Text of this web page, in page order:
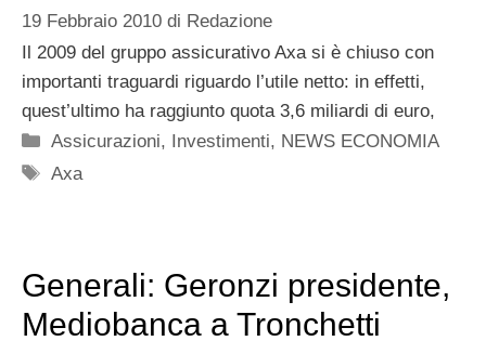
19 Febbraio 2010 di Redazione
Il 2009 del gruppo assicurativo Axa si è chiuso con
importanti traguardi riguardo l’utile netto: in effetti,
quest’ultimo ha raggiunto quota 3,6 miliardi di euro,
Categorie
Assicurazioni, Investimenti, NEWS ECONOMIA
Tag
Axa
Generali: Geronzi presidente,
Mediobanca a Tronchetti